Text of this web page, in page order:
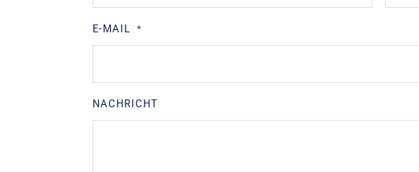
E-MAIL *
NACHRICHT